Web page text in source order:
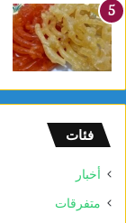
فئات
أخبار
متفرقات